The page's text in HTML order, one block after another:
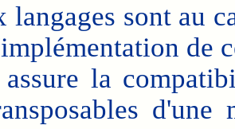
sont au
de
assure la